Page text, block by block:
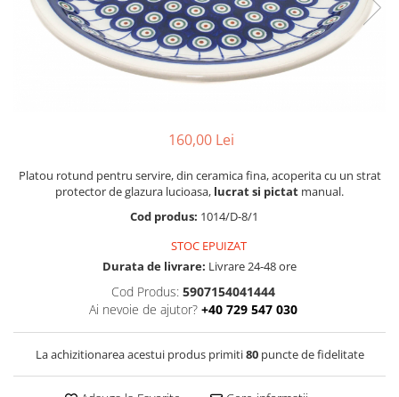
Boluri
Farfurii
Recipiente depozitare
Baie
Colectiile Flowers
Colectia Forget-me-nots
Colectia Basket of Blue
Colectia Leaf Bed
Colectia Autumn Garden
Colectia Little Flowers
Colectia Butterfly Dance
Colectia Morning Sunrise
Colectia Morning Glory
Colectia Blue Sea
160,00 Lei
Platou rotund pentru servire, din ceramica fina, acoperita cu un strat
protector de glazura lucioasa, lucrat si pictat manual.
Cod produs: 1014/D-8/1
STOC EPUIZAT
Durata de livrare: Livrare 24-48 ore
Cod Produs: 5907154041444
Ai nevoie de ajutor? +40 729 547 030
La achizitionarea acestui produs primiti80puncte de fidelitate